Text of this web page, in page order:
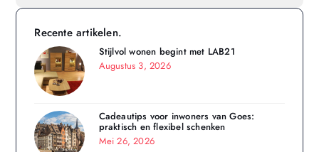
Recente artikelen.
Stijlvol wonen begint met LAB21
Augustus 3, 2026
Cadeautips voor inwoners van Goes:
praktisch en flexibel schenken
Mei 26, 2026